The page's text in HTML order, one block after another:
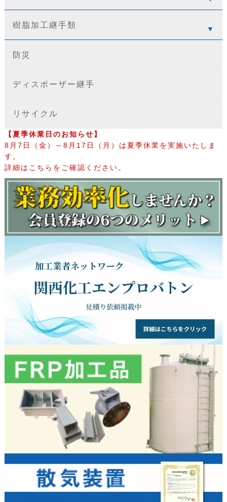
樹脂加工継手類
防災
ディスポーザー継手
リサイクル
【夏季休業日のお知らせ】
8月7日（金）～8月17日（月）は夏季休業を実施いたしま
す。
詳細はこちらをご確認ください。